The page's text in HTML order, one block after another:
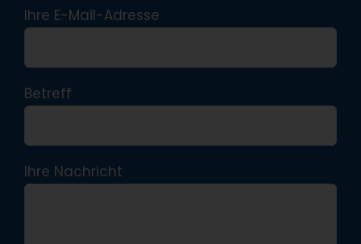
Ihre E-Mail-Adresse
Betreff
Ihre Nachricht